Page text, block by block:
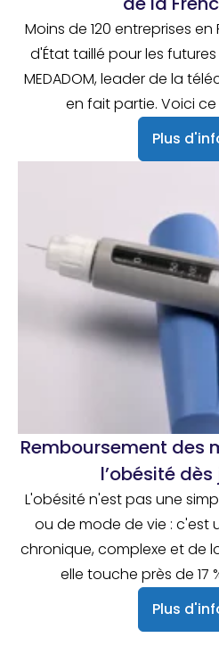
Moins de 120 entreprises
d'État taillé pour les
MEDADOM, leader de la
en fait partie. Voici ce
Plus
Remboursement des
l’obésité
L'obésité n'est pas une
ou de mode de vie : c'est
chronique, complexe et de
elle touche près de 17
Plus